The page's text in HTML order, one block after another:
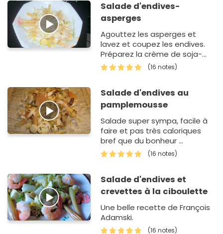
Salade d'endives-
asperges
Agouttez les asperges et
lavez et coupez les endives.
Préparez la crème de soja-
curry. Mettre les crudités dans
les assiettes et nappez de
(16 notes)
Salade d'endives au
pamplemousse
Salade super sympa, facile à
faire et pas très caloriques
bref que du bonheur ...
(16 notes)
Salade d'endives et
crevettes à la ciboulette
Une belle recette de François
Adamski.
(16 notes)